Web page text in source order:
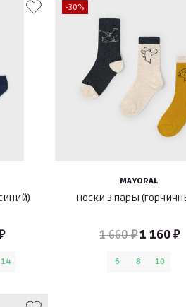
14
-30%
MAYORAL
Носки 3 пары
1 660 ₽1 160 ₽
6 8 10